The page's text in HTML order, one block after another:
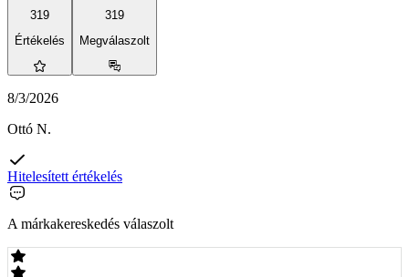
319
Értékelés
319
Megválaszolt
8/3/2026
Ottó N.
Hitelesített értékelés
A márkakereskedés válaszolt